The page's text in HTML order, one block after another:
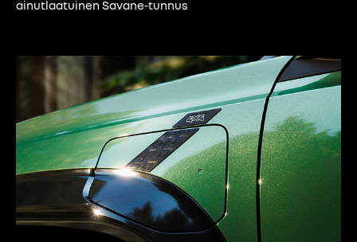
ainutlaatuinen Savane-tunnus